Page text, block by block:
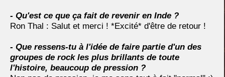
- Qu'est ce que ça fait de revenir en Inde ?
Ron Thal : Salut et merci ! *Excité* d'être de retour !
- Que ressens-tu à l'idée de faire partie d'un des
groupes de rock les plus brillants de toute
l'histoire, beaucoup de pression ?